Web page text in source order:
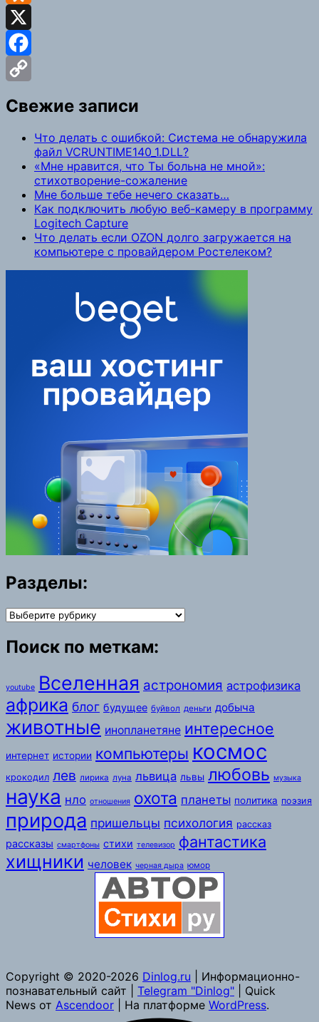
Odnoklassniki
X
Facebook
Свежие записи
Что делать с ошибкой: Система не обнаружила
файл VCRUNTIME140_1.DLL?
«Мне нравится, что Ты больна не мной»:
стихотворение-сожаление
Мне больше тебе нечего сказать…
Как подключить любую веб-камеру в программу
Logitech Capture
Что делать если OZON долго загружается на
компьютере с провайдером Ростелеком?
Разделы:
Разделы:
Поиск по меткам:
youtube Вселенная астрономия астрофизика
африка блог будущее буйвол деньги добыча
животные инопланетяне интересное
интернет истории компьютеры космос
крокодил лев лирика луна львица львы любовь музыка
наука нло отношения охота планеты политика поэзия
природа пришельцы психология рассказ
рассказы смартфоны стихи телевизор фантастика
хищники человек черная дыра юмор
Copyright © 2020-2026 Dinlog.ru | Информационно-
познавательный сайт | Telegram "Dinlog" | Quick
News от Ascendoor | На платформе WordPress.